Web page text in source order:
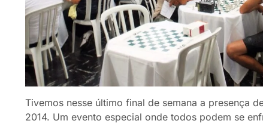
Tivemos nesse último final de semana a presença
2014. Um evento especial onde todos podem se